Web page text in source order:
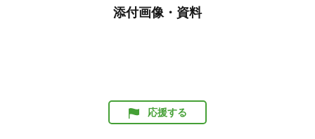
添付画像・資料
応援する